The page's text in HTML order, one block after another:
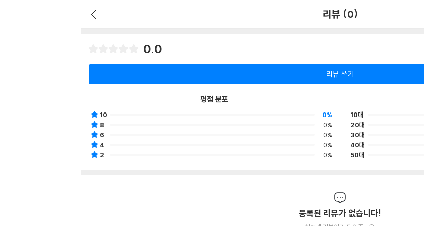
리뷰 (0)
0.0
리뷰 쓰기
평점 분포
10
0%
8
0%
6
0%
4
0%
2
0%
10대
20대
30대
40대
50대
등록된 리뷰가 없습니다!